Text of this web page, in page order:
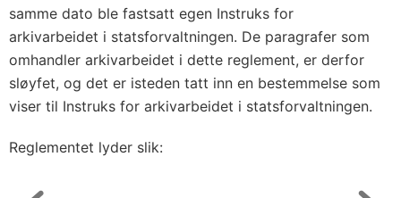
samme dato ble fastsatt egen Instruks for
arkivarbeidet i statsforvaltningen. De paragrafer som
omhandler arkivarbeidet i dette reglement, er derfor
sløyfet, og det er isteden tatt inn en bestemmelse som
viser til Instruks for arkivarbeidet i statsforvaltningen.
Reglementet lyder slik: